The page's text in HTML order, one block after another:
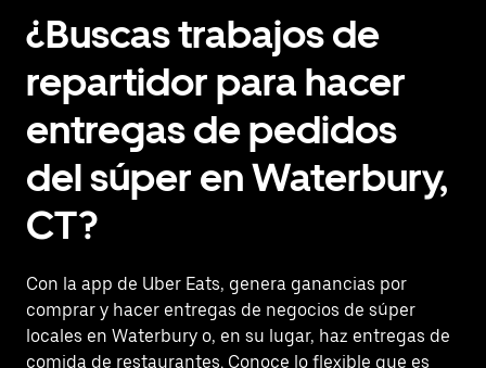
¿Buscas trabajos de
repartidor para hacer
entregas de pedidos
del súper en Waterbury,
CT?
Con la app de Uber Eats, genera ganancias por
comprar y hacer entregas de negocios de súper
locales en Waterbury o, en su lugar, haz entregas de
comida de restaurantes. Conoce lo flexible que es